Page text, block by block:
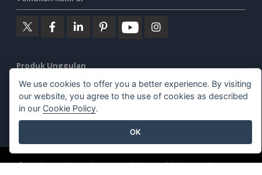
Produk Unggulan
Paradigma Visual Online
Desktop Paradigma Visual
©2026 by Visual Paradigm. Semua hak cipta dilindungi undang-
We use cookies to offer you a better experience. By visiting
our website, you agree to the use of cookies as described
in our Cookie Policy.
OK